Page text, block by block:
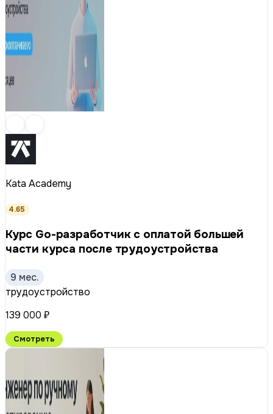
Kata Academy
4.65
Курс Go-разработчик с оплатой большей
части курса после трудоустройства
9 мес.
трудоустройство
139 000 ₽
Смотреть